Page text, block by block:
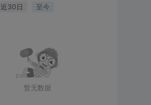
近30日 至今
暂无数据